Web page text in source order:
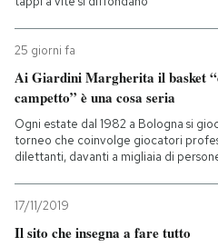
25 giorni fa
Ai Giardini Margherita il basket
campetto” è una cosa seria
Ogni estate dal 1982 a Bologna si
torneo che coinvolge giocatori
dilettanti, davanti a migliaia di
17/11/2019
Il sito che insegna a fare tutto